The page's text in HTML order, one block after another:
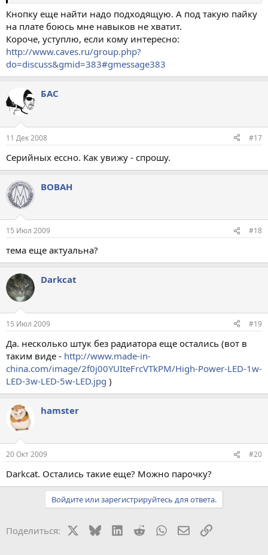
Кнопку еще найти надо подходящую. А под такую пайку
на плате боюсь мне навыков не хватит.
Короче, уступлю, если кому интересно:
http://www.caves.ru/group.php?
do=discuss&gmid=383#gmessage383
БАС
11 Дек 2008 #17
Cерийных ессно. Как увижу - спрошу.
ВОВАН
15 Июл 2009 #18
тема еще актуальна?
Darkcat
15 Июл 2009 #19
Да. несколько штук без радиатора еще остались (вот в
таким виде - http://www.made-in-
china.com/image/2f0j00YUIteFrcVTkPM/High-Power-LED-1w-
LED-3w-LED-5w-LED.jpg )
hamster
20 Окт 2009 #20
Darkсat. Остались такие еще? Можно парочку?
Войдите или зарегистрируйтесь для ответа.
Поделиться: BlueskyLinkedIn
RedditWhatsAppЭлектронная
Ссылка